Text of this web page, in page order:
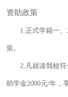
资助政策
1.正式学籍一
策。
2.凡就读我校
助学金2000元/年，